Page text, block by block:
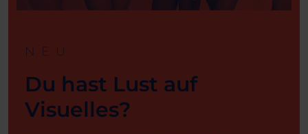
NEU
Du hast Lust auf
Visuelles?